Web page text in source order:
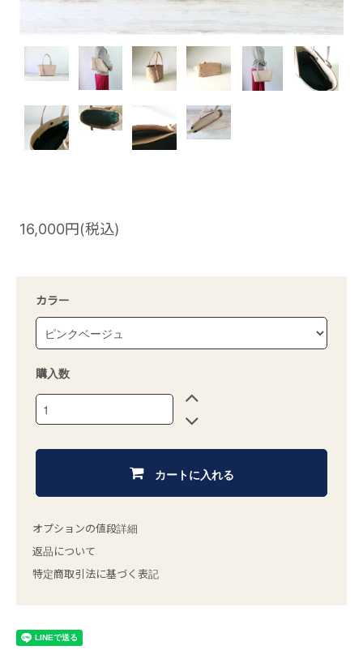
16,000円(税込)
カラー
購入数
カートに入れる
オプションの値段詳細
返品について
特定商取引法に基づく表記